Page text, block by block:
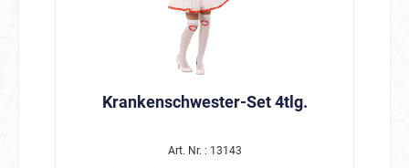
Krankenschwester-Set 4tlg.
Art. Nr. : 13143